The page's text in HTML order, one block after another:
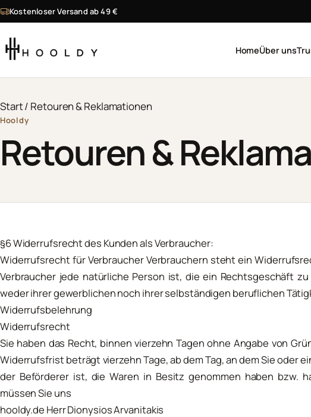
Zum Inhalt springen
Kostenloser Versand ab 49 €
HomeÜber uns
Start/ Retouren & Reklamationen
Hooldy
Retouren &
§6 Widerrufsrecht des Kunden als Verbraucher:
Widerrufsrecht für Verbraucher Verbrauchern steht ein
Verbraucher jede natürliche Person ist, die ein Rechtsgeschäft
weder ihrer gewerblichen noch ihrer selbständigen beruflichen
Widerrufsbelehrung
Widerrufsrecht
Sie haben das Recht, binnen vierzehn Tagen ohne Angabe von
Widerrufsfrist beträgt vierzehn Tage, ab dem Tag, an dem Sie oder
der Beförderer ist, die Waren in Besitz genommen haben bzw.
müssen Sie uns
hooldy.de Herr Dionysios Arvanitakis